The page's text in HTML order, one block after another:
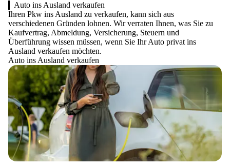
Auto ins Ausland verkaufen
Ihren Pkw ins Ausland zu verkaufen, kann sich aus
verschiedenen Gründen lohnen. Wir verraten Ihnen, was Sie zu
Kaufvertrag, Abmeldung, Versicherung, Steuern und
Überführung wissen müssen, wenn Sie Ihr Auto privat ins
Ausland verkaufen möchten.
Auto ins Ausland verkaufen